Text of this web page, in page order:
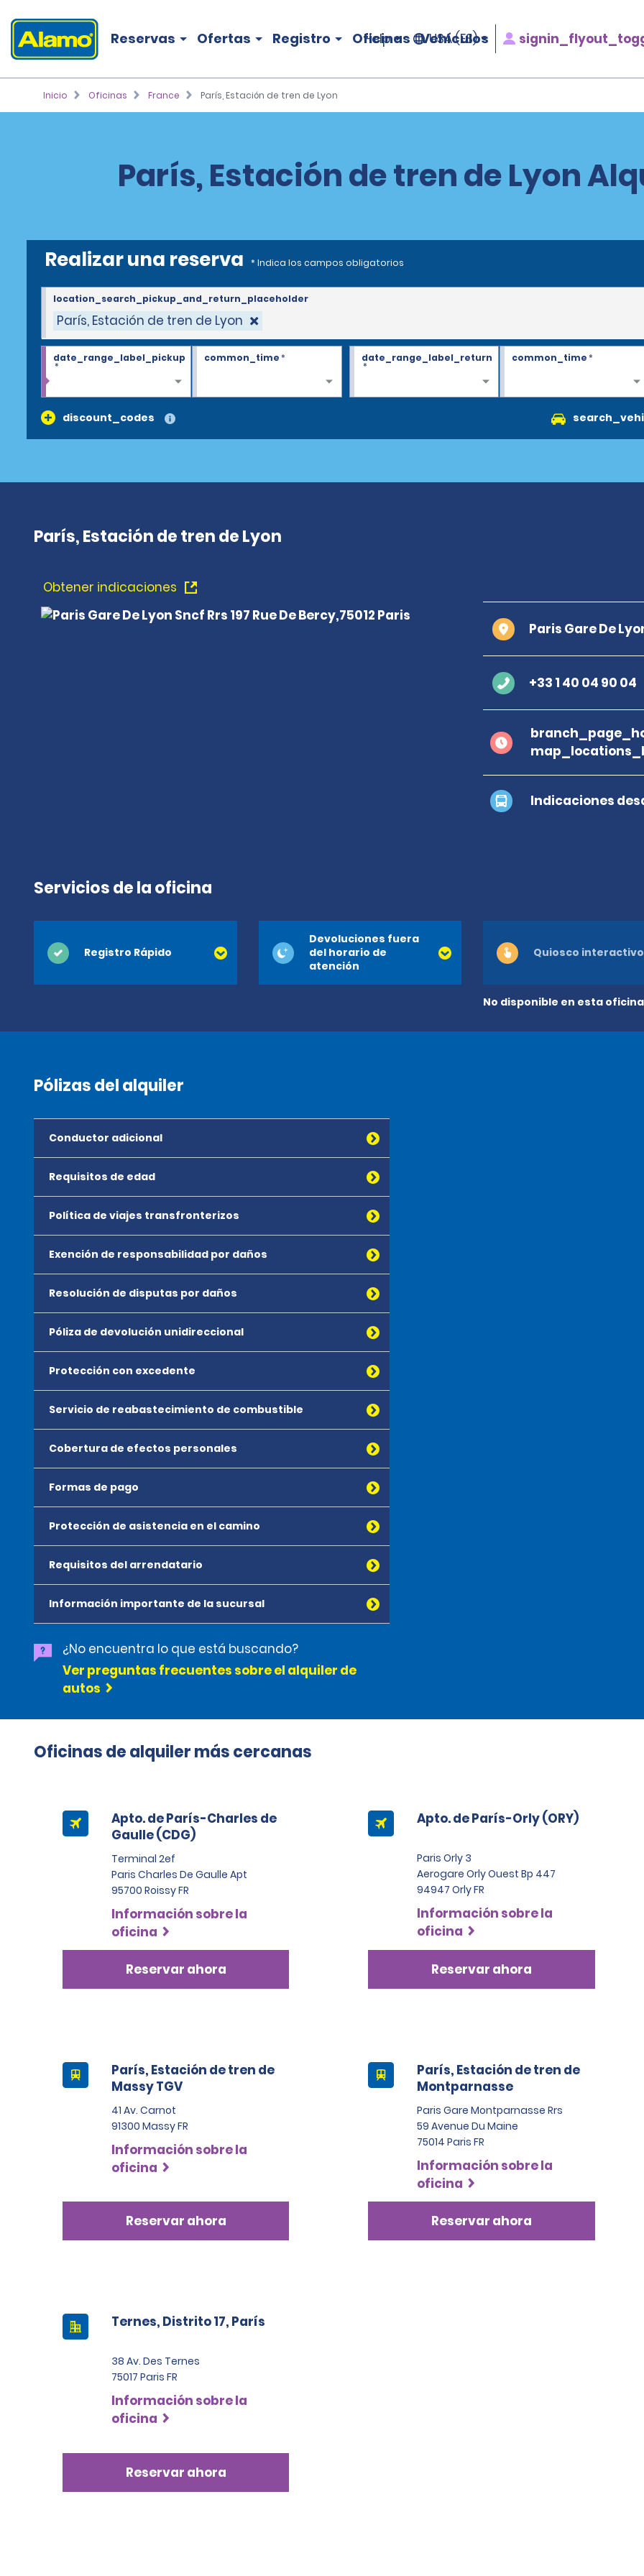
Reservas Ofertas Registro Oficinas Vehículos
Help USA (ES)
Inicio Oficinas France París, Estación de tren de Lyon
París, Estación de tren de Lyon
Realizar una reserva * Indica los campos obligatorios
París, Estación de tren de Lyon
location_search_pickup_and_return_placeholder
date_range_label_pickup
*
common_time* date_range_label_return
*
common_time*
discount_codes
París, Estación de tren de Lyon
Obtener indicaciones
Paris Gare De
+33 1 40 04 90 04
Indicaciones
Servicios de la oficina
Registro Rápido
Devoluciones fuera
del horario de
atención
No disponible en esta oficina
Quiosco interactivo
Pólizas del alquiler
Conductor adicional
Requisitos de edad
Política de viajes transfronterizos
Exención de responsabilidad por daños
Resolución de disputas por daños
Póliza de devolución unidireccional
Protección con excedente
Servicio de reabastecimiento de combustible
Cobertura de efectos personales
Formas de pago
Protección de asistencia en el camino
Requisitos del arrendatario
Información importante de la sucursal
¿No encuentra lo que está buscando?
Ver preguntas frecuentes sobre el alquiler de
autos
Oficinas de alquiler más cercanas
Apto. de París-Charles de
Gaulle (CDG)
Terminal 2ef
Paris Charles De Gaulle Apt
95700 Roissy FR
Información sobre la
oficina
Reservar ahora
Apto. de París-Orly (ORY)
Paris Orly 3
Aerogare Orly Ouest Bp 447
94947 Orly FR
Información sobre la
oficina
Reservar ahora
París, Estación de tren de
Massy TGV
41 Av. Carnot
91300 Massy FR
Información sobre la
oficina
Reservar ahora
París, Estación de tren de
Montparnasse
Paris Gare Montparnasse Rrs
59 Avenue Du Maine
75014 Paris FR
Información sobre la
oficina
Reservar ahora
Ternes, Distrito 17, París
38 Av. Des Ternes
75017 Paris FR
Información sobre la
oficina
Reservar ahora